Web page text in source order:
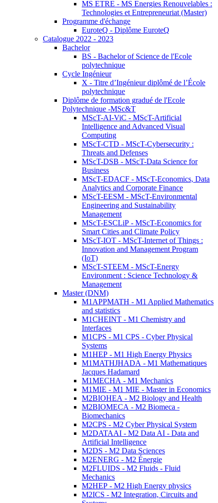
MS ETRE - MS Energies Renouvelables :
Technologies et Entrepreneuriat (Master)
Programme d'échange
EuroteQ - Diplôme EuroteQ
Catalogue 2022 - 2023
Bachelor
BS - Bachelor of Science de l'Ecole
polytechnique
Cycle Ingénieur
X - Titre d’Ingénieur diplômé de l’École
polytechnique
Diplôme de formation gradué de l'Ecole
Polytechnique -MSc&T
MScT-AI-ViC - MScT-Artificial
Intelligence and Advanced Visual
Computing
MScT-CTD - MScT-Cybersecurity :
Threats and Defenses
MScT-DSB - MScT-Data Science for
Business
MScT-EDACF - MScT-Economics, Data
Analytics and Corporate Finance
MScT-EESM - MScT-Environmental
Engineering and Sustainability
Management
MScT-ESCLiP - MScT-Economics for
Smart Cities and Climate Policy
MScT-IOT - MScT-Internet of Things :
Innovation and Management Program
(IoT)
MScT-STEEM - MScT-Energy
Environment : Science Technology &
Management
Master (DNM)
M1APPMATH - M1 Applied Mathematics
and statistics
M1CHEINT - M1 Chemistry and
Interfaces
M1CPS - M1 CPS - Cyber Physical
Systems
M1HEP - M1 High Energy Physics
M1MATHJHADA - M1 Mathematiques
Jacques Hadamard
M1MECHA - M1 Mechanics
M1MIE - M1 MIE - Master in Economics
M2BIOHEA - M2 Biology and Health
M2BIOMECA - M2 Biomeca -
Biomechanics
M2CPS - M2 Cyber Physical System
M2DATAAI - M2 Data AI - Data and
Artificial Intelligence
M2DS - M2 Data Sciences
M2ENERG - M2 Énergie
M2FLUIDS - M2 Fluids - Fluid
Mechanics
M2HEP - M2 High Energy physics
M2ICS - M2 Integration, Circuits and